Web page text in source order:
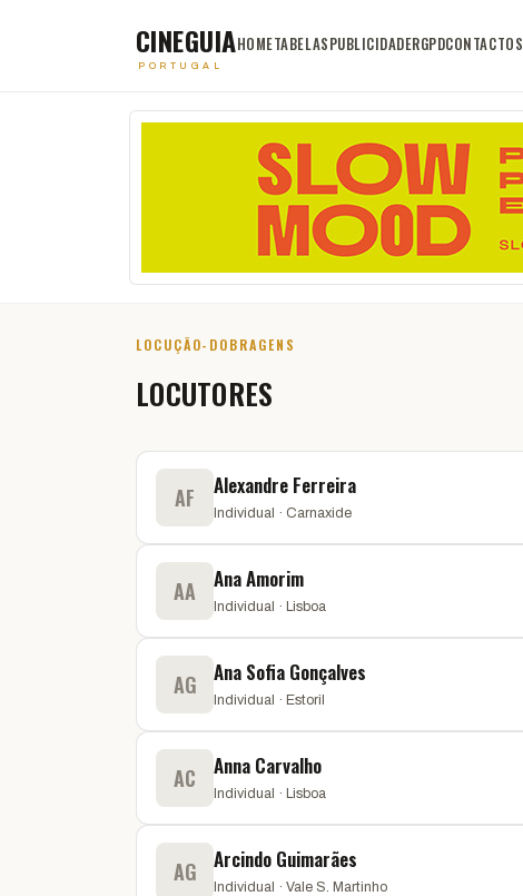
CINEGUIA
PORTUGAL
HOMETABELASPUBLICIDADERGPDCONTACTOS
LOCUÇÃO-DOBRAGENS
LOCUTORES
AF Alexandre Ferreira
Individual · Carnaxide
AA Ana Amorim
Individual · Lisboa
AG Ana Sofia Gonçalves
Individual · Estoril
AC Anna Carvalho
Individual · Lisboa
AG Arcindo Guimarães
Individual · Vale S. Martinho